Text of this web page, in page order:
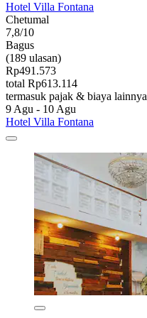
Hotel Villa Fontana
Chetumal
7,8/10
Bagus
(189 ulasan)
Rp491.573
total Rp613.114
termasuk pajak & biaya lainnya
9 Agu - 10 Agu
Hotel Villa Fontana